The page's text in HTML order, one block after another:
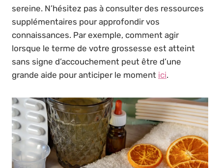
sereine. N’hésitez pas à consulter des ressources
supplémentaires pour approfondir vos
connaissances. Par exemple, comment agir
lorsque le terme de votre grossesse est atteint
sans signe d’accouchement peut être d’une
grande aide pour anticiper le moment ici.